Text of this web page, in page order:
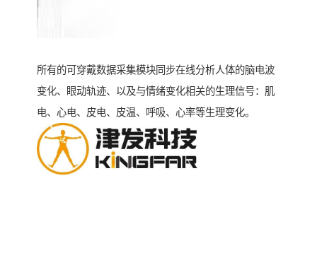
所有的可穿戴数据采集模块同步在线分析人体的脑电波
变化、眼动轨迹、以及与情绪变化相关的生理信号：肌
电、心电、皮电、皮温、呼吸、心率等生理变化。